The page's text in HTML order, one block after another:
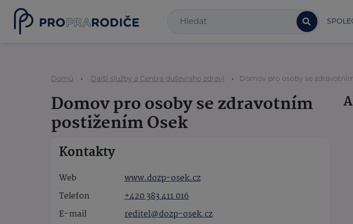
Domů Další služby a Centra duševního zdraví Domov pro osoby se
Domov pro osoby se zdravotním
postižením Osek
Kontakty
Web
www.dozp-osek.cz
Telefon
+420 383 411 016
E-mail
reditel@dozp-osek.cz